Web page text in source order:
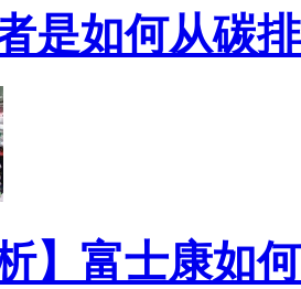
是如何从碳
】富士康如